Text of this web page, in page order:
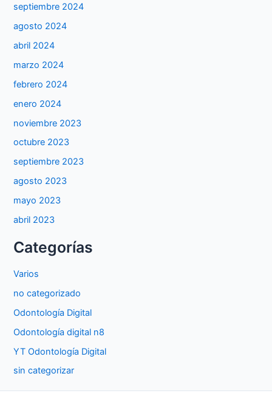
septiembre 2024
agosto 2024
abril 2024
marzo 2024
febrero 2024
enero 2024
noviembre 2023
octubre 2023
septiembre 2023
agosto 2023
mayo 2023
abril 2023
Categorías
Varios
no categorizado
Odontología Digital
Odontología digital n8
YT Odontología Digital
sin categorizar